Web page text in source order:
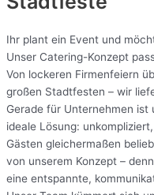
Ihr plant ein Event und
Unser Catering-Konzept
Von lockeren Firmenfeiern
großen Stadtfesten – wir
Gerade für Unternehmen ist
ideale Lösung:
Gästen gleichermaßen
von unserem Konzept –
eine entspannte,